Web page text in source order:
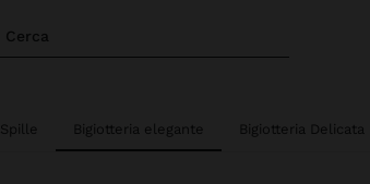
Cerca
Spille Bigiotteria elegante Bigiotteria Delicata